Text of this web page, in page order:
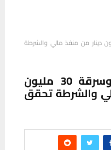
اعتداء وسرقة 30 مليون دينار من منفذ مالي والشرطة
ذي قار: اعتداء وسرقة 30 مليون
والشرطة تحقق